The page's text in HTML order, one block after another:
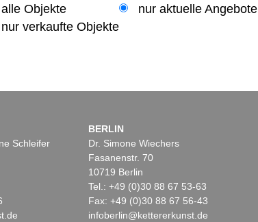
alle Objekte
nur aktuelle Angebote
nur verkaufte Objekte
Schleifer
BERLIN
Dr. Simone Wiechers
Fasanenstr. 70
10719 Berlin
Tel.: +49 (0)30 88 67 53-63
Fax: +49 (0)30 88 67 56-43
infoberlin@kettererkunst.de